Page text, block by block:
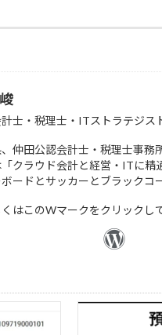
士・税理士・ITストラテジス
仲田公認会計士・税理士事務
クラウド会計と経営・ITに精
ードとサッカーとブラックコ
はこのWマークをクリックし